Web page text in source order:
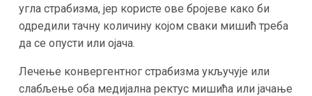
угла страбизма, јер користе ове бројеве како би
одредили тачну количину којом сваки мишић треба
да се опусти или ојача.
Лечење конвергентног страбизма укључује или
слабљење оба медијална ректус мишића или јачање